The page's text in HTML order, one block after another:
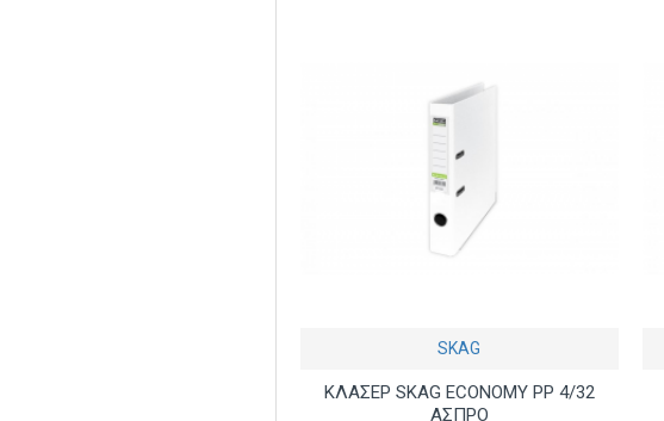
SKAG
ΚΛΑΣΕΡ SKAG ECONOMY PP 4/32
ΑΣΠΡΟ